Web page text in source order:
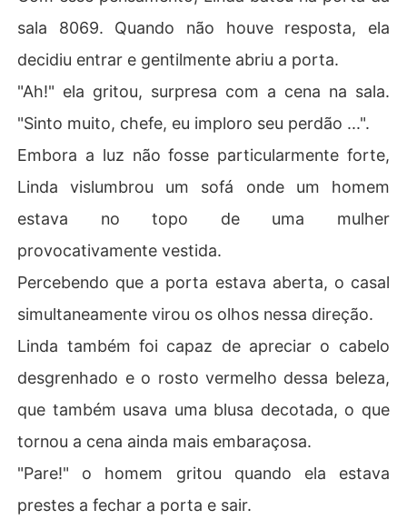
sala 8069. Quando não houve resposta, ela
decidiu entrar e gentilmente abriu a porta.
"Ah!" ela gritou, surpresa com a cena na sala.
"Sinto muito, chefe, eu imploro seu perdão ...".
Embora a luz não fosse particularmente forte,
Linda vislumbrou um sofá onde um homem
estava no topo de uma mulher
provocativamente vestida.
Percebendo que a porta estava aberta, o casal
simultaneamente virou os olhos nessa direção.
Linda também foi capaz de apreciar o cabelo
desgrenhado e o rosto vermelho dessa beleza,
que também usava uma blusa decotada, o que
tornou a cena ainda mais embaraçosa.
"Pare!" o homem gritou quando ela estava
prestes a fechar a porta e sair.